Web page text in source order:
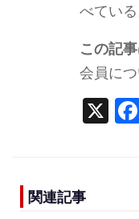
べている
この記
会員に
X
関連記事